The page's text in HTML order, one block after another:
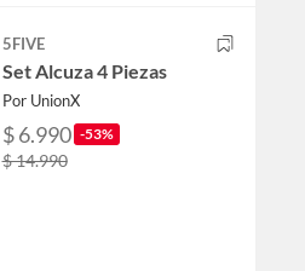
5FIVE
Set Alcuza 4 Piezas
Por UnionX
$ 6.990 -53%
$ 14.990